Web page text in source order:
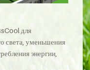
для
света, уменьшения
энергии,